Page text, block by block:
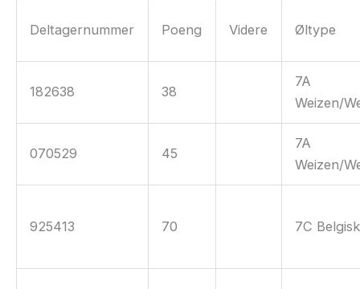
Deltagernummer Poeng Videre Øltype
182638 38
7A
Weizen/
070529 45
7A
Weizen/
925413 70 7C